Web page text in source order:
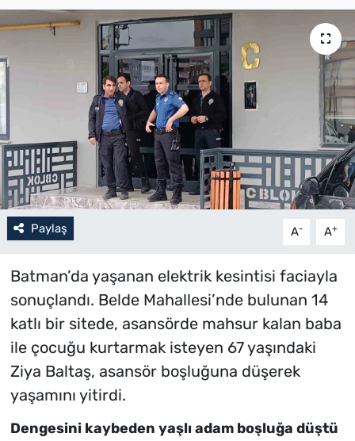
Paylaş A- A+
Batman’da yaşanan elektrik kesintisi faciayla
sonuçlandı. Belde Mahallesi’nde bulunan 14
katlı bir sitede, asansörde mahsur kalan baba
ile çocuğu kurtarmak isteyen 67 yaşındaki
Ziya Baltaş, asansör boşluğuna düşerek
yaşamını yitirdi.
Dengesini kaybeden yaşlı adam boşluğa düştü